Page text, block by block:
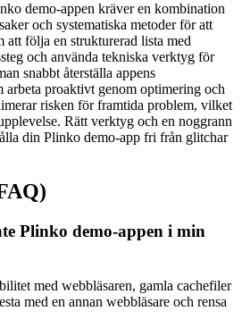
demo-appen kräver en kombination
och systematiska metoder för att
följa en strukturerad lista med
och använda tekniska verktyg för
snabbt återställa appens
arbeta proaktivt genom optimering och
risken för framtida problem, vilket
Rätt verktyg och en noggrann
din Plinko demo-app fri från glitchar
Plinko demo-appen i min
med webbläsaren, gamla cachefiler
med en annan webbläsare och rensa